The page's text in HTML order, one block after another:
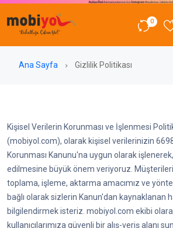
0
Ana Sayfa Gizlilik Politikası
Kişisel Verilerin Korunması ve İşlenmesi
(mobiyol.com), olarak kişisel verilerinizin 6698
Korunması Kanunu'na uygun olarak
edilmesine büyük önem veriyoruz.
toplama, işleme, aktarma amacımız ve
bağlı olarak sizlerin Kanun'dan kaynaklanan
bilgilendirmek isteriz. mobiyol.com ekibi
kullanıcılarımıza güvenli bir alış-veriş alanı